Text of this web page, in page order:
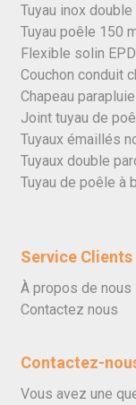
Tuyau inox
Tuyau poêle 150
Flexible solin
Couchon conduit
Chapeau
Joint tuyau de
Tuyaux émaillés
Tuyaux double
Tuyau de poêle à
Service Clients
À propos de nous
Contactez nous
Contactez-
Vous avez une